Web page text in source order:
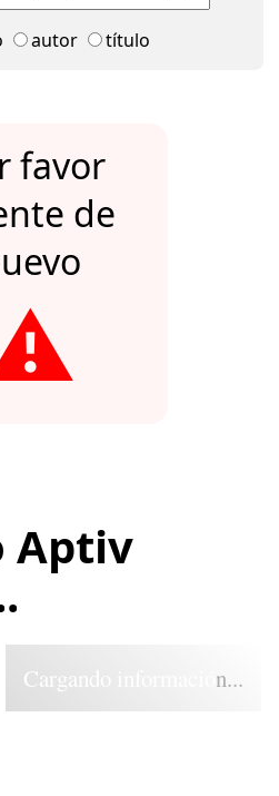
autor título
favor
de
Aptiv
Cargando información...